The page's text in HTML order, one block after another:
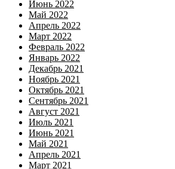
Июнь 2022
Май 2022
Апрель 2022
Март 2022
Февраль 2022
Январь 2022
Декабрь 2021
Ноябрь 2021
Октябрь 2021
Сентябрь 2021
Август 2021
Июль 2021
Июнь 2021
Май 2021
Апрель 2021
Март 2021